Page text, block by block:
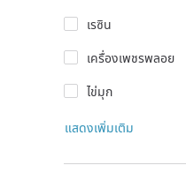
เรซิน
เครื่องเพชรพลอย
ไข่มุก
แสดงเพิ่มเติม